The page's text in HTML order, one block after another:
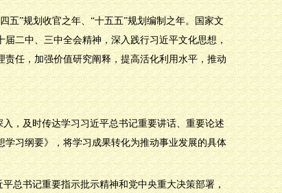
五”规划收官之年、“十五五”规划编制之年。国家文
二中、三中全会精神，深入践行习近平文化思想，
任，加强价值研究阐释，提高活化利用水平，推动
，及时传达学习习近平总书记重要讲话、重要论述
习纲要》，将学习成果转化为推动事业发展的具体
总书记重要指示批示精神和党中央重大决策部署，